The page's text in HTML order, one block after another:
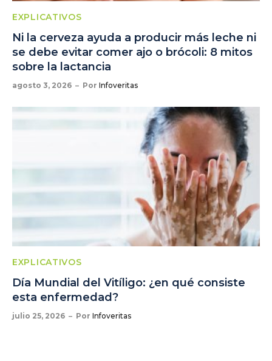
EXPLICATIVOS
Ni la cerveza ayuda a producir más leche ni
se debe evitar comer ajo o brócoli: 8 mitos
sobre la lactancia
agosto 3, 2026 Por Infoveritas
EXPLICATIVOS
Día Mundial del Vitíligo: ¿en qué consiste
esta enfermedad?
julio 25, 2026 Por Infoveritas